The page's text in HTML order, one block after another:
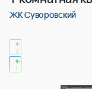
1-комнатная
ЖК Суворовский